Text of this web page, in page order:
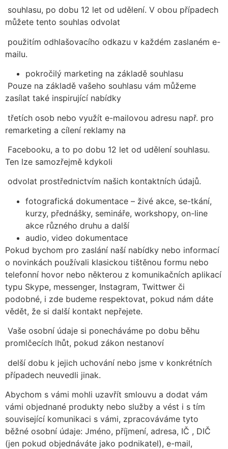
souhlasu, po dobu 12 let od udělení. V obou případech
můžete tento souhlas odvolat
použitím odhlašovacího odkazu v každém zaslaném e-
mailu.
pokročilý marketing na základě souhlasu
Pouze na základě vašeho souhlasu vám můžeme
zasílat také inspirující nabídky
třetích osob nebo využít e-mailovou adresu např. pro
remarketing a cílení reklamy na
Facebooku, a to po dobu 12 let od udělení souhlasu.
Ten lze samozřejmě kdykoli
odvolat prostřednictvím našich kontaktních údajů.
fotografická dokumentace – živé akce, se-tkání,
kurzy, přednášky, semináře, workshopy, on-line
akce různého druhu a další
audio, video dokumentace
Pokud bychom pro zaslání naší nabídky nebo informací
o novinkách používali klasickou tištěnou formu nebo
telefonní hovor nebo některou z komunikačních aplikací
typu Skype, messenger, Instagram, Twittwer či
podobné, i zde budeme respektovat, pokud nám dáte
vědět, že si další kontakt nepřejete.
Vaše osobní údaje si ponecháváme po dobu běhu
promlčecích lhůt, pokud zákon nestanoví
delší dobu k jejich uchování nebo jsme v konkrétních
případech neuvedli jinak.
Abychom s vámi mohli uzavřít smlouvu a dodat vám
vámi objednané produkty nebo služby a vést i s tím
související komunikaci s vámi, zpracováváme tyto
běžné osobní údaje: Jméno, příjmení, adresa, IČ , DIČ
(jen pokud objednáváte jako podnikatel), e-mail,